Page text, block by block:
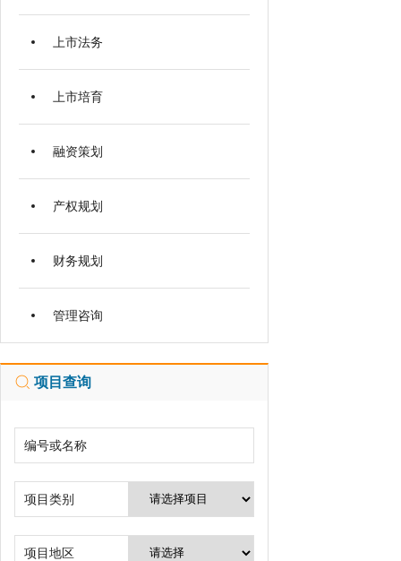
上市法务
上市培育
融资策划
产权规划
财务规划
管理咨询
项目查询
编号或名称
项目类别
项目地区